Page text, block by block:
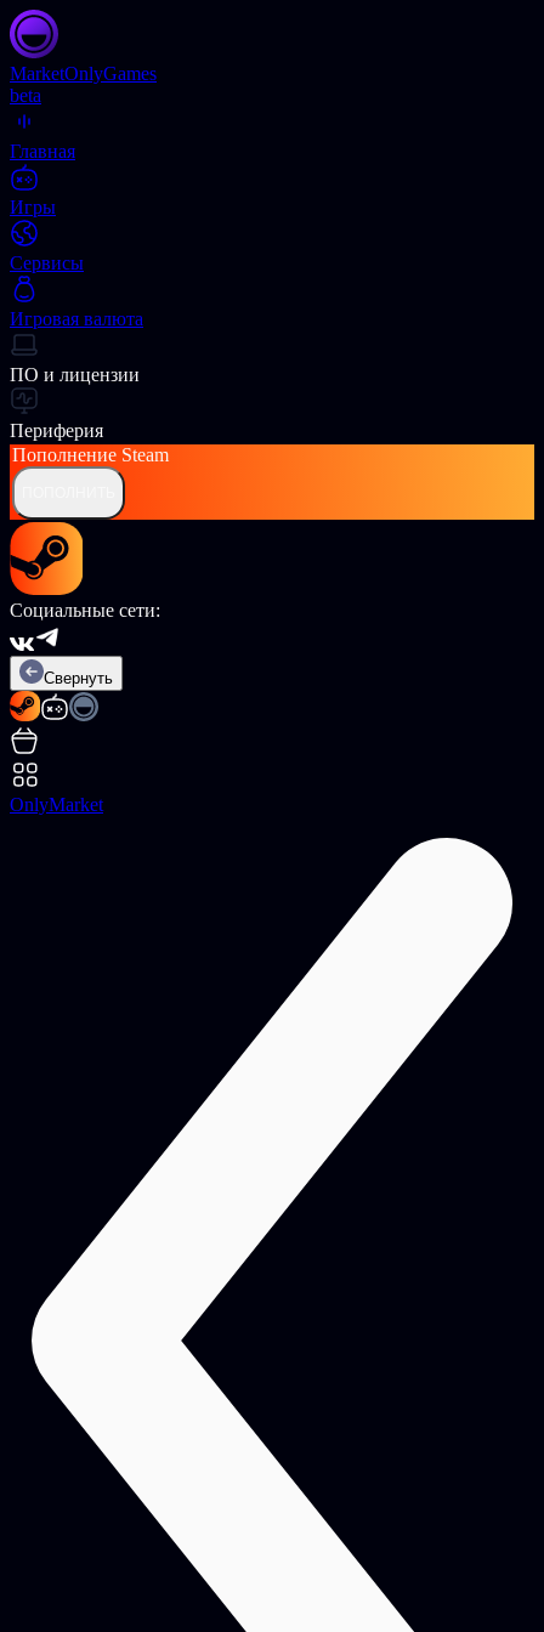
MarketOnlyGames
beta
Главная
Игры
Сервисы
Игровая валюта
ПО и лицензии
Периферия
Пополнение Steam
Социальные сети:
Свернуть
OnlyMarket